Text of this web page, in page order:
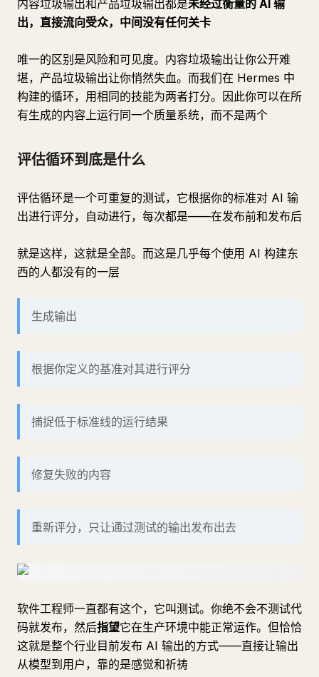
内容垃圾输出和产品垃圾输出都是未经过衡量的 AI 输
出，直接流向受众，中间没有任何关卡
唯一的区别是风险和可见度。内容垃圾输出让你公开难
堪，产品垃圾输出让你悄然失血。而我们在 Hermes 中
构建的循环，用相同的技能为两者打分。因此你可以在所
有生成的内容上运行同一个质量系统，而不是两个
评估循环到底是什么
评估循环是一个可重复的测试，它根据你的标准对 AI 输
出进行评分，自动进行，每次都是——在发布前和发布后
就是这样，这就是全部。而这是几乎每个使用 AI 构建东
西的人都没有的一层
生成输出
根据你定义的基准对其进行评分
捕捉低于标准线的运行结果
修复失败的内容
重新评分，只让通过测试的输出发布出去
软件工程师一直都有这个，它叫测试。你绝不会不测试代
码就发布，然后指望它在生产环境中能正常运作。但恰恰
这就是整个行业目前发布 AI 输出的方式——直接让输出
从模型到用户，靠的是感觉和祈祷